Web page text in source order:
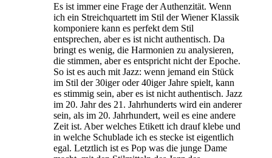
Es ist immer eine Frage der Authenzität. Wenn
ich ein Streichquartett im Stil der Wiener Klassik
komponiere kann es perfekt dem Stil
entsprechen, aber es ist nicht authentisch. Da
bringt es wenig, die Harmonien zu analysieren,
die stimmen, aber es entspricht nicht der Epoche.
So ist es auch mit Jazz: wenn jemand ein Stück
im Stil der 30iger oder 40iger Jahre spielt, kann
es stimmig sein, aber es ist nicht authentisch. Jazz
im 20. Jahr des 21. Jahrhunderts wird ein anderer
sein, als im 20. Jahrhundert, weil es eine andere
Zeit ist. Aber welches Etikett ich drauf klebe und
in welche Schublade ich es stecke ist eigentlich
egal. Letztlich ist es Pop was die junge Dame